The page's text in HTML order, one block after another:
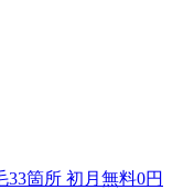
箇所 初月無料0円